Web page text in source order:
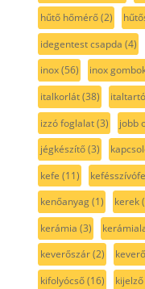
hűtő hőmérő(2)
idegentest csapda (4)
inox(56) inox
italkorlát(38) italtartó
izzó foglalat(3) jobb
jégkészítő(3)
kefe (11)
kenőanyag(1) kerek
kerámia (3)
keverőszár(2)
kifolyócső(16)